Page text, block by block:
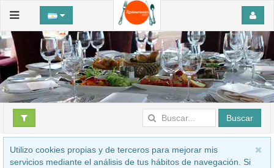
Buscar
Utilizo cookies propias y de terceros para mejorar mis
servicios mediante el análisis de tus hábitos de navegación. Si